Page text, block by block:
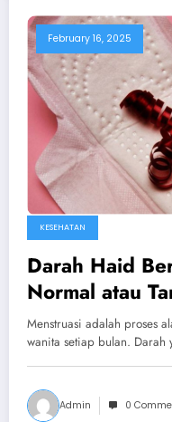
February 16, 2025
KESEHATAN
Darah Haid
Normal atau
Kesehatan
Menstruasi adalah proses
wanita setiap bulan.
Admin 0